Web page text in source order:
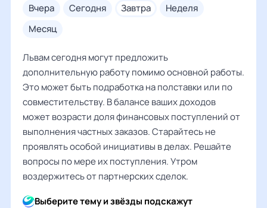
вчера сегодня завтра
неделя
месяц
Львам сегодня могут предложить
дополнительную работу помимо основной работы.
Это может быть подработка на полставки или по
совместительству. В балансе ваших доходов
может возрасти доля финансовых поступлений от
выполнения частных заказов. Старайтесь не
проявлять особой инициативы в делах. Решайте
вопросы по мере их поступления. Утром
воздержитесь от партнерских сделок.
Выберите тему и звёзды подскажут